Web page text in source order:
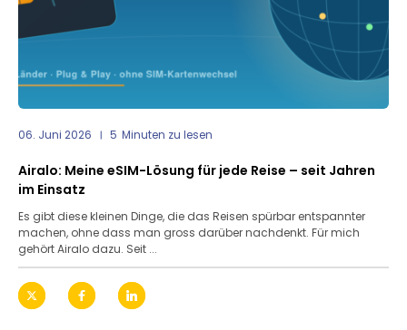
06. Juni 2026 5 Minuten zu lesen
Airalo: Meine eSIM-Lösung für jede Reise – seit Jahren
im Einsatz
Es gibt diese kleinen Dinge, die das Reisen spürbar entspannter
machen, ohne dass man gross darüber nachdenkt. Für mich
gehört Airalo dazu. Seit ...